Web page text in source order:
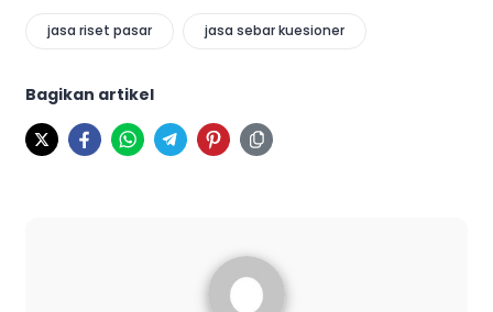
jasa riset pasar jasa sebar kuesioner
Bagikan artikel